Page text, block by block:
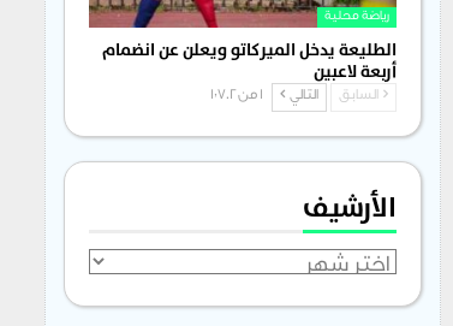
رياضة محلية
الطليعة يدخل الميركاتو ويعلن عن انضمام
أربعة لاعبين
السابق التالي 1 من 1٬702
الأرشيف
الأرشيف